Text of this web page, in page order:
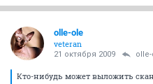
olle-ole
veteran
21 октября 2009
Кто-нибудь может выложить